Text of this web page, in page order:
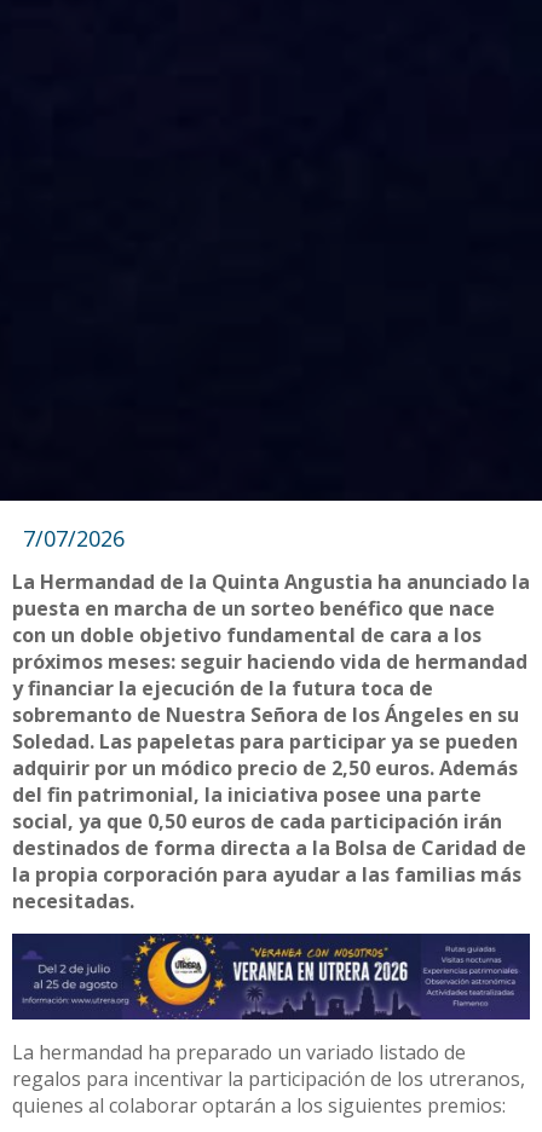
7/07/2026
La Hermandad de la Quinta Angustia ha anunciado la
puesta en marcha de un sorteo benéfico que nace
con un doble objetivo fundamental de cara a los
próximos meses: seguir haciendo vida de hermandad
y financiar la ejecución de la futura toca de
sobremanto de Nuestra Señora de los Ángeles en su
Soledad. Las papeletas para participar ya se pueden
adquirir por un módico precio de 2,50 euros. Además
del fin patrimonial, la iniciativa posee una parte
social, ya que 0,50 euros de cada participación irán
destinados de forma directa a la Bolsa de Caridad de
la propia corporación para ayudar a las familias más
necesitadas.
La hermandad ha preparado un variado listado de
regalos para incentivar la participación de los utreranos,
quienes al colaborar optarán a los siguientes premios: